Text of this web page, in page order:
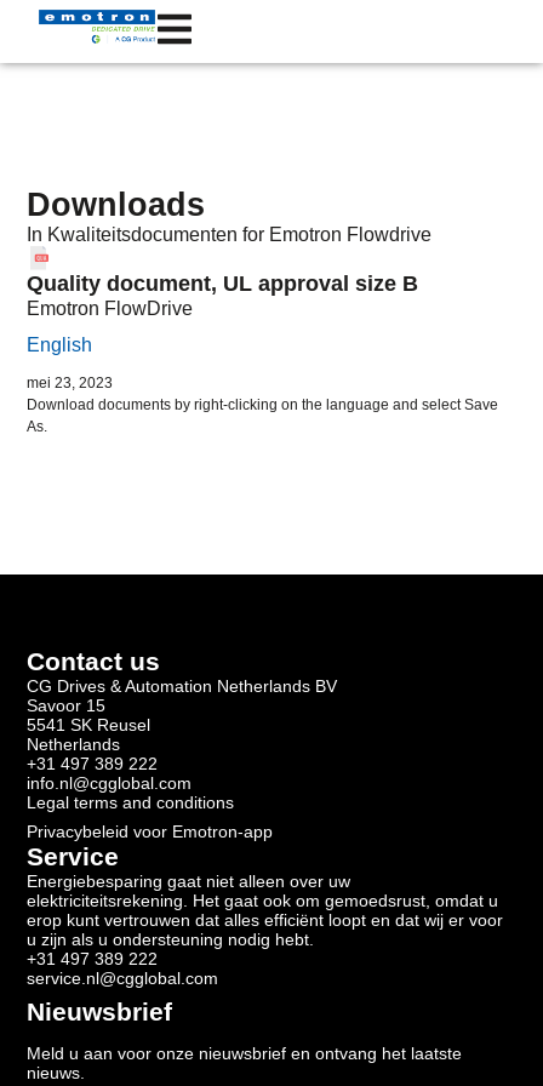
Downloads
In Kwaliteitsdocumenten for Emotron Flowdrive
Quality document, UL approval size B
Emotron FlowDrive
English
mei 23, 2023
Download documents by right-clicking on the language and select Save
As.
Contact us
CG Drives & Automation Netherlands BV
Savoor 15
5541 SK Reusel
Netherlands
+31 497 389 222
info.nl@cgglobal.com
Legal terms and conditions
Privacybeleid voor Emotron-app
Service
Energiebesparing gaat niet alleen over uw
elektriciteitsrekening. Het gaat ook om gemoedsrust, omdat u
erop kunt vertrouwen dat alles efficiënt loopt en dat wij er voor
u zijn als u ondersteuning nodig hebt.
+31 497 389 222
service.nl@cgglobal.com
Nieuwsbrief
Meld u aan voor onze nieuwsbrief en ontvang het laatste
nieuws.